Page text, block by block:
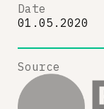
Date
01.05.2020
Source